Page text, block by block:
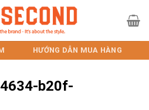
HƯỚNG DẪN MUA HÀNG
b20f-